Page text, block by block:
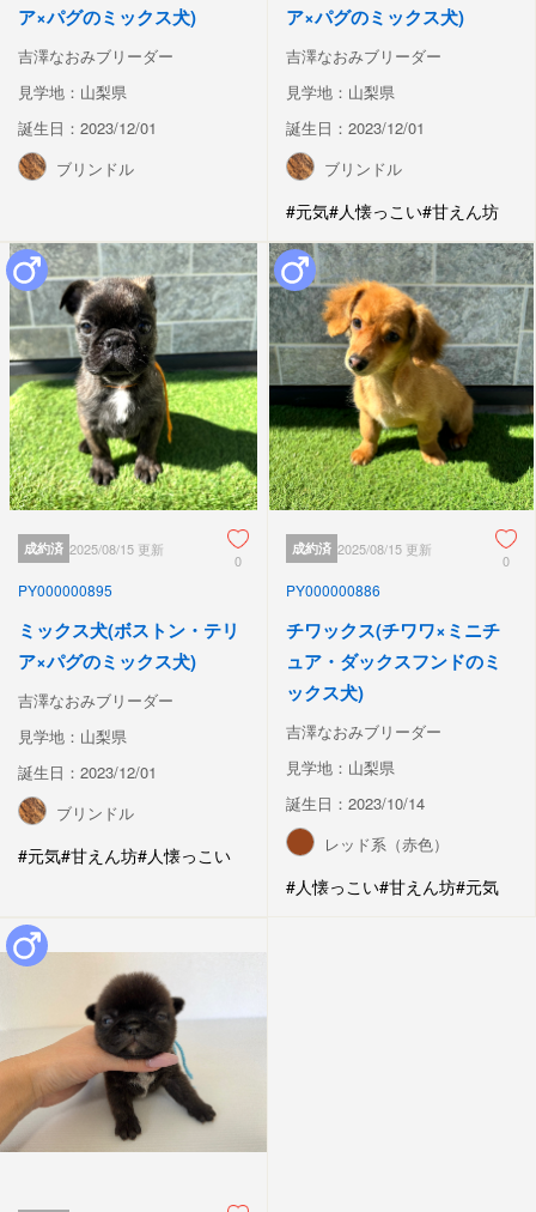
ア×パグのミックス犬)
吉澤なおみブリーダー
見学地：山梨県
誕生日：2023/12/01
ブリンドル
ア×パグのミックス犬)
吉澤なおみブリーダー
見学地：山梨県
誕生日：2023/12/01
ブリンドル
#元気#人懐っこい#甘えん坊
成約済 2025/08/15 更新
0
PY000000895
ミックス犬(ボストン・テリ
ア×パグのミックス犬)
吉澤なおみブリーダー
見学地：山梨県
誕生日：2023/12/01
ブリンドル
#元気#甘えん坊#人懐っこい
成約済 2025/08/15 更新
0
PY000000886
チワックス(チワワ×ミニチ
ュア・ダックスフンドのミ
ックス犬)
吉澤なおみブリーダー
見学地：山梨県
誕生日：2023/10/14
レッド系（赤色）
#人懐っこい#甘えん坊#元気